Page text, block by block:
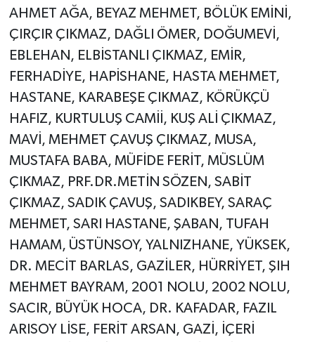
AHMET AĞA, BEYAZ MEHMET, BÖLÜK EMİNİ,
ÇIRÇIR ÇIKMAZ, DAĞLI ÖMER, DOĞUMEVİ,
EBLEHAN, ELBİSTANLI ÇIKMAZ, EMİR,
FERHADİYE, HAPİSHANE, HASTA MEHMET,
HASTANE, KARABEŞE ÇIKMAZ, KÖRÜKÇÜ
HAFIZ, KURTULUŞ CAMİİ, KUŞ ALİ ÇIKMAZ,
MAVİ, MEHMET ÇAVUŞ ÇIKMAZ, MUSA,
MUSTAFA BABA, MÜFİDE FERİT, MÜSLÜM
ÇIKMAZ, PRF.DR.METİN SÖZEN, SABİT
ÇIKMAZ, SADIK ÇAVUŞ, SADIKBEY, SARAÇ
MEHMET, SARI HASTANE, ŞABAN, TUFAH
HAMAM, ÜSTÜNSOY, YALNIZHANE, YÜKSEK,
DR. MECİT BARLAS, GAZİLER, HÜRRİYET, ŞIH
MEHMET BAYRAM, 2001 NOLU, 2002 NOLU,
SACIR, BÜYÜK HOCA, DR. KAFADAR, FAZIL
ARISOY LİSE, FERİT ARSAN, GAZİ, İÇERİ